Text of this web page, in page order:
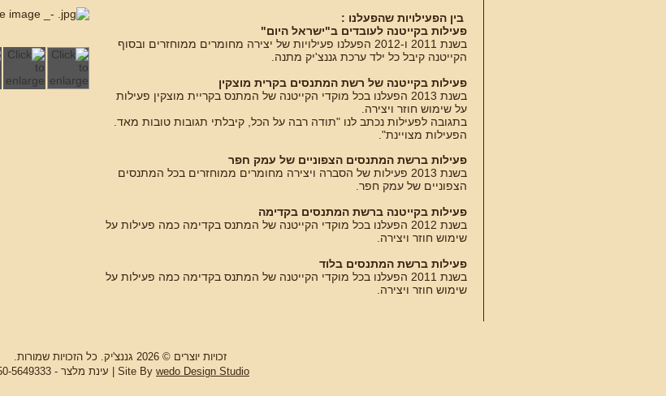
בין הפעילויות שהפעלנו :
פעילות בקייטנה לעובדים ב"ישראל היום"
בשנת 2011 ו-2012 הפעלנו פעילויות של יצירה מחומרים ממוחזרים ובסוף
הקייטנה קיבל כל ילד ערכת גננצ'יק מתנה.
פעילות בקייטנה של רשת המתנסים בקרית מוצקין
בשנת 2013 הפעלנו בכל מוקדי הקייטנה של המתנס בקריית מוצקין פעילות
על שימוש חוזר ויצירה.
בתגובה לפעילות נכתב לנו "תודה רבה על הכל, קיבלתי תגובות טובות מאד.
הפעילות מצויינת".
פעילות ברשת המתנסים הצפוניים של עמק חפר
בשנת 2013 פעילות של הסברה ויצירה מחומרים ממוחזרים בכל המתנסים
הצפוניים של עמק חפר.
פעילות בקייטנה ברשת המתנסים בקדימה
בשנת 2012 הפעלנו בכל מוקדי הקייטנה של המתנס בקדימה כמה פעילות על
שימוש חוזר ויצירה.
פעילות ברשת המתנסים בלוד
בשנת 2011 הפעלנו בכל מוקדי הקייטנה של המתנס בקדימה כמה פעילות על
שימוש חוזר ויצירה.
זכויות יוצרים © 2026 גננצ'יק. כל הזכויות שמורות.
Site By wedo Design Studio | עינת מלצר - 050-5649333